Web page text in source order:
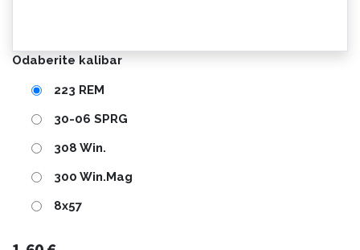
Odaberite kalibar
223 REM
30-06 SPRG
308 Win.
300 Win.Mag
8x57